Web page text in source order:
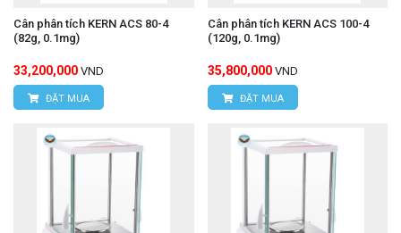
Cân phân tích KERN ACS 80-4
(82g, 0.1mg)
33,200,000 VND
ĐẶT MUA
Cân phân tích KERN ACS 100-4
(120g, 0.1mg)
35,800,000 VND
ĐẶT MUA